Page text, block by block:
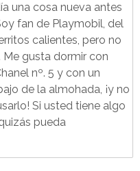
una cosa nueva antes
fan de Playmobil, del
calientes, pero no
gusta dormir con
nº. 5 y con un
de la almohada, ¡y no
Si usted tiene algo
pueda